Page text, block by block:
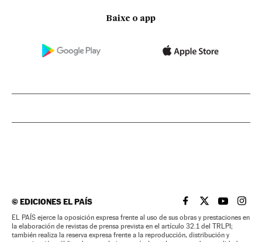
Baixe o app
©EDICIONES EL PAÍS EL PAÍS BRASIL EN
EL PAÍSEL PAÍS
EL
EL PAÍS ejerce la oposición expresa frente al uso de sus obras y prestaciones en
la elaboración de revistas de prensa prevista en el artículo 32.1 del TRLPI;
también realiza la reserva expresa frente a la reproducción, distribución y